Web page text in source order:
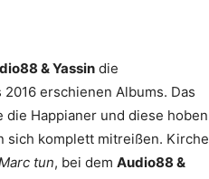
& Yassin die
erschienen Albums. Das
Happianer und diese hoben
sich komplett mitreißen. Kirche
tun, bei dem Audio88 &